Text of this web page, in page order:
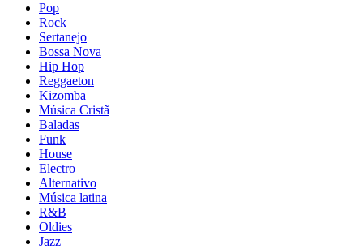
Pop
Rock
Sertanejo
Bossa Nova
Hip Hop
Reggaeton
Kizomba
Música Cristã
Baladas
Funk
House
Electro
Alternativo
Música latina
R&B
Oldies
Jazz